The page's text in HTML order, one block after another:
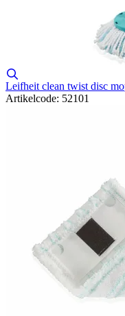
Leifheit clean twist disc
Artikelcode: 52101